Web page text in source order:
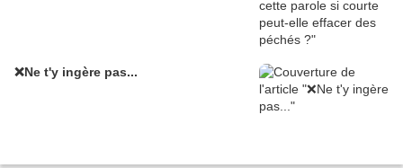
❌Ne t'y ingère pas...